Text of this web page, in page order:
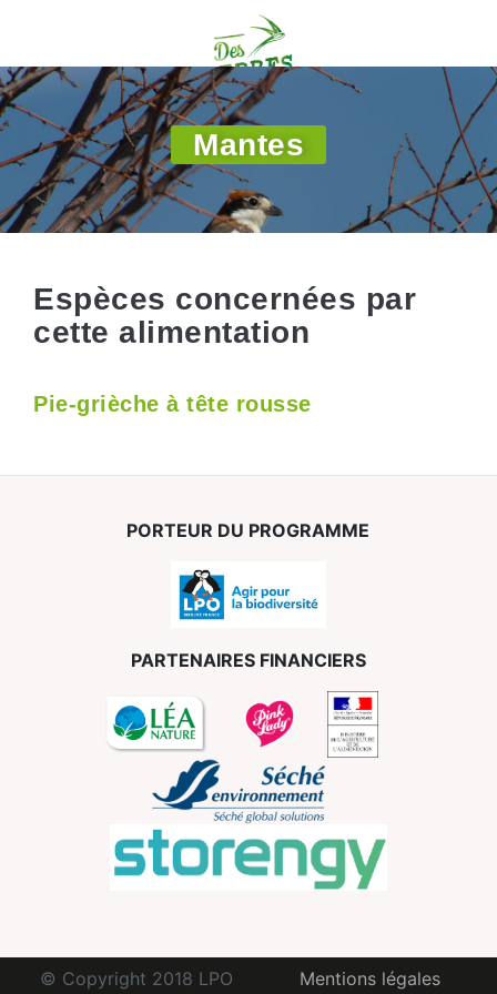
Mantes
Espèces concernées par
cette alimentation
Pie-grièche à tête rousse
PORTEUR DU PROGRAMME
PARTENAIRES FINANCIERS
© Copyright 2018 LPO Mentions légales